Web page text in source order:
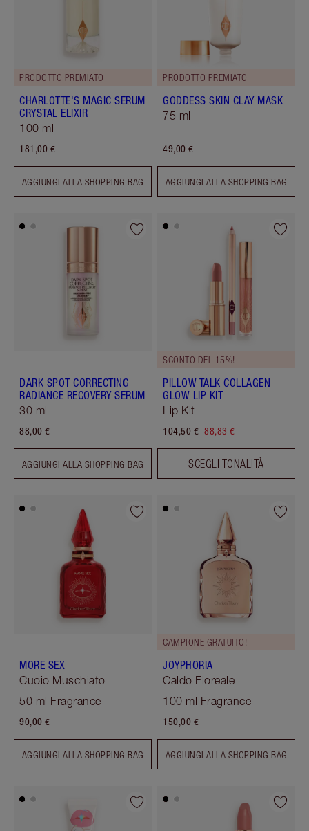
PRODOTTO PREMIATO
CHARLOTTE'S MAGIC SERUM
CRYSTAL ELIXIR
100 ml
181,00 €
AGGIUNGI ALLA SHOPPING BAG
PRODOTTO PREMIATO
GODDESS SKIN CLAY MASK
75 ml
49,00 €
AGGIUNGI ALLA SHOPPING BAG
DARK SPOT CORRECTING
RADIANCE RECOVERY SERUM
30 ml
88,00 €
AGGIUNGI ALLA SHOPPING BAG
SCONTO DEL 15%!
PILLOW TALK COLLAGEN
GLOW LIP KIT
Lip Kit
104,50 € 88,83 €
SCEGLI TONALITÀ
MORE SEX
Cuoio Muschiato
50 ml Fragrance
90,00 €
AGGIUNGI ALLA SHOPPING BAG
CAMPIONE GRATUITO!
JOYPHORIA
Caldo Floreale
100 ml Fragrance
150,00 €
AGGIUNGI ALLA SHOPPING BAG